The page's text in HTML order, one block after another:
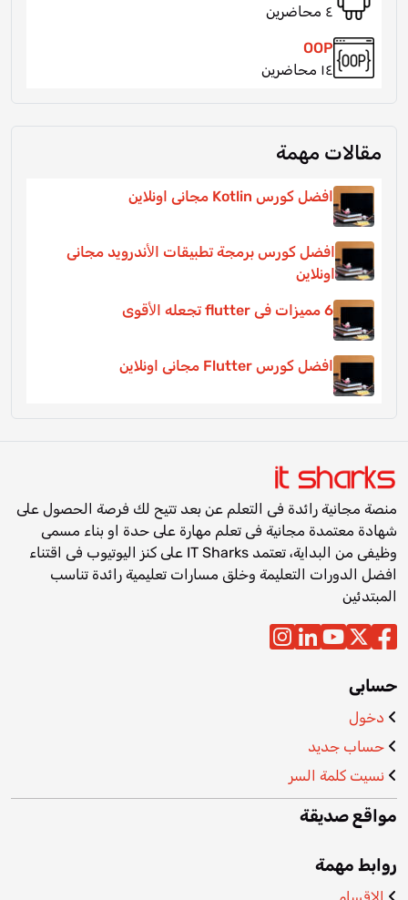
٤ محاضرين
OOP
١٤ محاضرين
مقالات مهمة
افضل كورس Kotlin مجانى اونلاين
افضل كورس برمجة تطبيقات اﻷندرويد مجانى
اونلاين
6 مميزات فى flutter تجعله اﻷقوى
افضل كورس Flutter مجانى اونلاين
منصة مجانية رائدة فى التعلم عن بعد تتيح لك فرصة الحصول على
شهادة معتمدة مجانية فى تعلم مهارة على حدة او بناء مسمى
وظيفى من البداية، تعتمد IT Sharks على كنز اليوتيوب فى اقتناء
افضل الدورات التعليمة وخلق مسارات تعليمية رائدة تناسب
المبتدئين
حسابى
دخول
حساب جديد
نسيت كلمة السر
مواقع صديقة
روابط مهمة
الاقسام